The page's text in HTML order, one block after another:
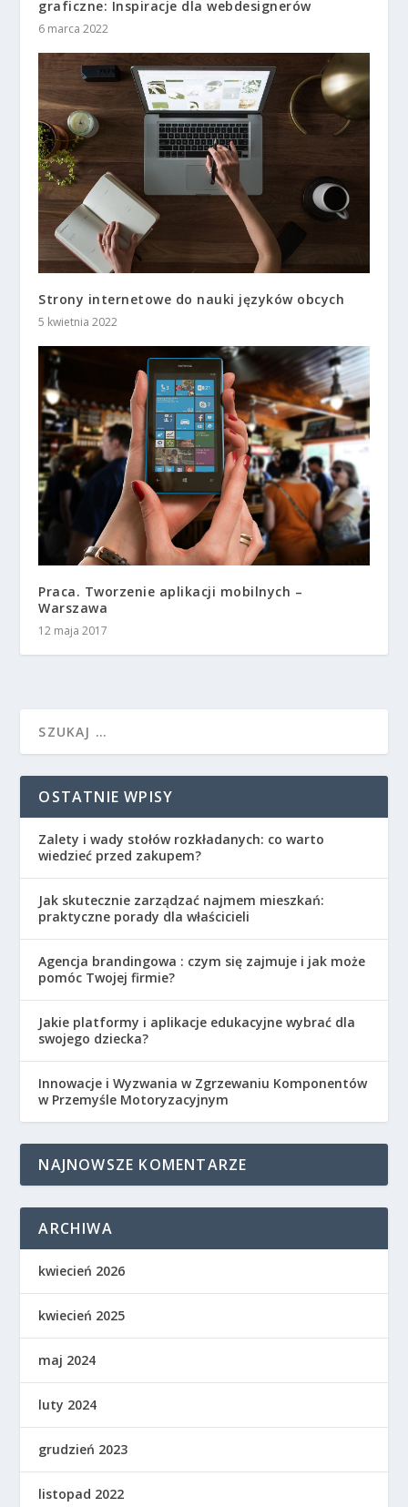
graficzne: Inspiracje dla webdesignerów
6 marca 2022
Strony internetowe do nauki języków obcych
5 kwietnia 2022
Praca. Tworzenie aplikacji mobilnych –
Warszawa
12 maja 2017
OSTATNIE WPISY
Zalety i wady stołów rozkładanych: co warto
wiedzieć przed zakupem?
Jak skutecznie zarządzać najmem mieszkań:
praktyczne porady dla właścicieli
Agencja brandingowa : czym się zajmuje i jak może
pomóc Twojej firmie?
Jakie platformy i aplikacje edukacyjne wybrać dla
swojego dziecka?
Innowacje i Wyzwania w Zgrzewaniu Komponentów
w Przemyśle Motoryzacyjnym
NAJNOWSZE KOMENTARZE
ARCHIWA
kwiecień 2026
kwiecień 2025
maj 2024
luty 2024
grudzień 2023
listopad 2022